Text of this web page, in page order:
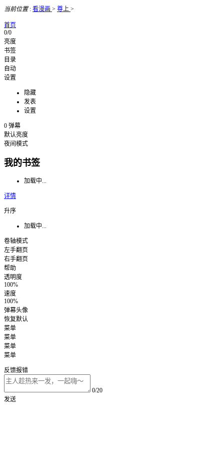
当前位置: 看漫画 > 尊上 >
首页
0/0
亮度
书签
目录
自动
设置
隐藏
发表
设置
0 弹幕
默认亮度
夜间模式
我的书签
加载中...
详情
升序
加载中...
卷轴模式
左手翻页
右手翻页
帮助
透明度
100%
速度
100%
弹幕头像
恢复默认
菜单
菜单
菜单
菜单
反馈报错
0/20
发送